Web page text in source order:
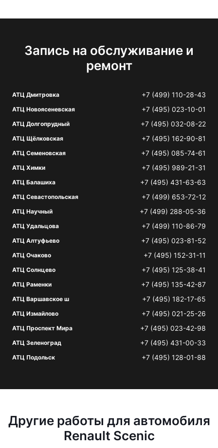
Запись на обслуживание и
ремонт
АТЦ Дмитровка +7 (499) 110-28-43
АТЦ Новоясеневская +7 (495) 023-10-01
АТЦ Долгопрудный +7 (495) 032-08-22
АТЦ Щёлковская +7 (495) 162-90-81
АТЦ Семеновская +7 (495) 085-74-61
АТЦ Химки +7 (495) 989-21-31
АТЦ Балашиха +7 (495) 431-63-63
АТЦ Севастопольская +7 (499) 653-72-12
АТЦ Научный +7 (499) 288-05-36
АТЦ Удальцова +7 (499) 110-86-79
АТЦ Алтуфьево +7 (495) 023-81-52
АТЦ Очаково +7 (495) 152-31-11
АТЦ Солнцево +7 (495) 125-38-41
АТЦ Раменки +7 (495) 135-42-87
АТЦ Варшавское ш +7 (495) 182-17-65
АТЦ Измайлово +7 (495) 021-25-26
АТЦ Проспект Мира +7 (495) 023-42-98
АТЦ Зеленоград +7 (495) 431-00-33
АТЦ Подольск +7 (495) 128-01-88
Другие работы для автомобиля
Renault Scenic